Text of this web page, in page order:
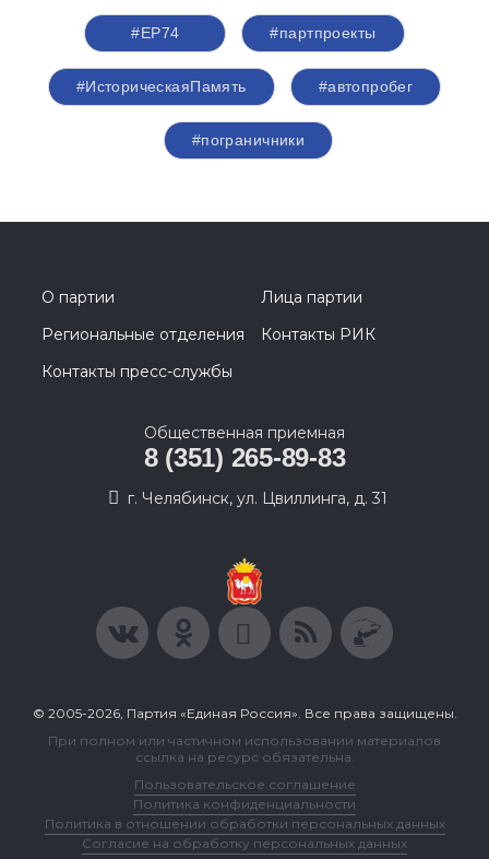
#ЕР74 #партпроекты
#ИсторическаяПамять #автопробег
#пограничники
О партии
Лица партии
Региональные отделения
Контакты РИК
Контакты пресс-службы
Общественная приемная
8 (351) 265-89-83
г. Челябинск, ул. Цвиллинга, д. 31
© 2005-2026, Партия «Единая Россия». Все права защищены.
При полном или частичном использовании материалов
ссылка на ресурс обязательна.
Пользовательское соглашение
Политика конфиденциальности
Политика в отношении обработки персональных данных
Согласие на обработку персональных данных